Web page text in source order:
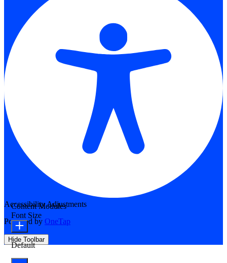
Accessibility Adjustments
Powered by OneTap
Hide Toolbar
Content Modules
Font Size
Default